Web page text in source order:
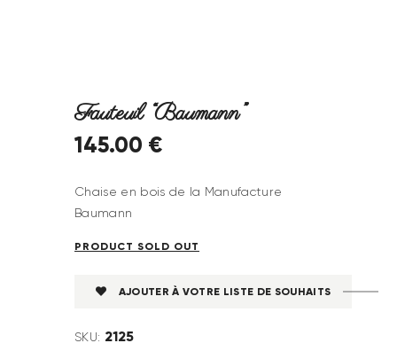
Fauteuil “Baumann”
145.00 €
Chaise en bois de la Manufacture
Baumann
PRODUCT SOLD OUT
AJOUTER À VOTRE LISTE DE SOUHAITS
SKU: 2125